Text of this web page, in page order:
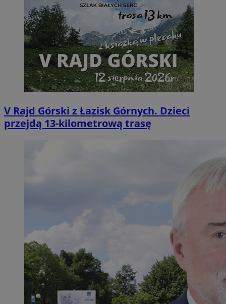
V Rajd Górski z Łazisk Górnych. Dzieci
przejdą 13-kilometrową trasę